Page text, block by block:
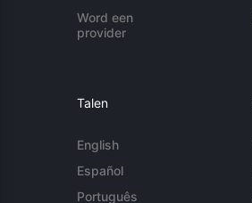
Word een
provider
Talen
English
Español
Português